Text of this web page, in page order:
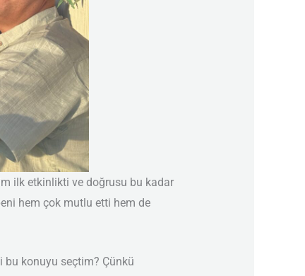
ilk etkinlikti ve doğrusu bu kadar
hem çok mutlu etti hem de
bu konuyu seçtim? Çünkü